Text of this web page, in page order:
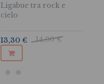
Ligabue tra rock e
cielo
14,00 €
13,30 €